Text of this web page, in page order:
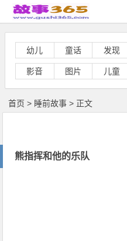
幼儿 童话 发现
影音 图片 儿童
首页 > 睡前故事 > 正文
熊指挥和他的乐队